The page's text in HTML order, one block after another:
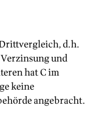
d.h.
und
hat C im
keine
angebracht.